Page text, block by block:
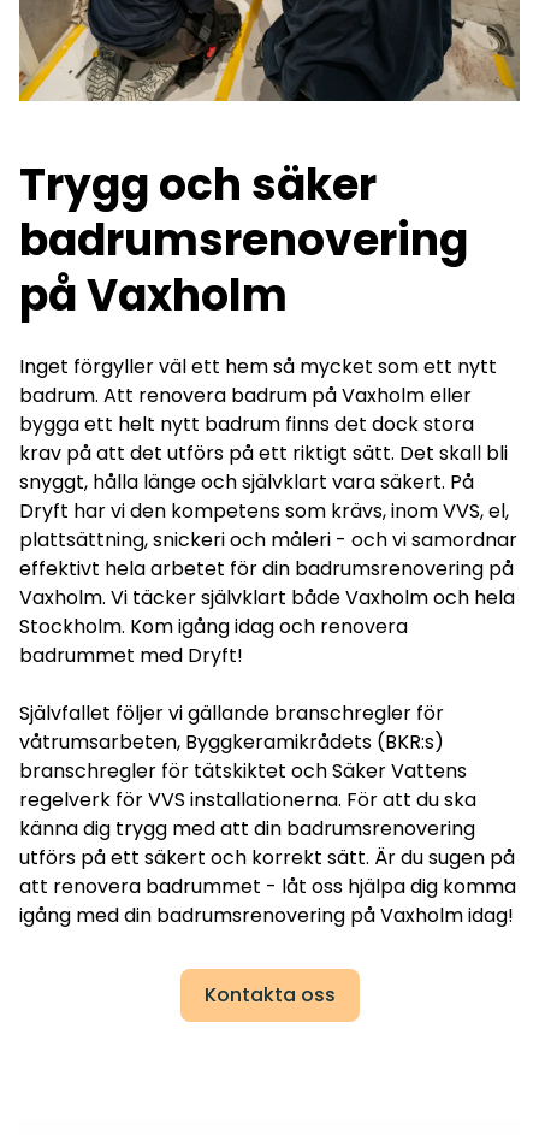
Trygg och säker
badrumsrenovering
på Vaxholm
Inget förgyller väl ett hem så mycket som ett nytt
badrum. Att renovera badrum på Vaxholm eller
bygga ett helt nytt badrum finns det dock stora
krav på att det utförs på ett riktigt sätt. Det skall bli
snyggt, hålla länge och självklart vara säkert. På
Dryft har vi den kompetens som krävs, inom VVS, el,
plattsättning, snickeri och måleri - och vi samordnar
effektivt hela arbetet för din badrumsrenovering på
Vaxholm. Vi täcker självklart både Vaxholm och hela
Stockholm. Kom igång idag och renovera
badrummet med Dryft!
Självfallet följer vi gällande branschregler för
våtrumsarbeten, Byggkeramikrådets (BKR:s)
branschregler för tätskiktet och Säker Vattens
regelverk för VVS installationerna. För att du ska
känna dig trygg med att din badrumsrenovering
utförs på ett säkert och korrekt sätt. Är du sugen på
att renovera badrummet - låt oss hjälpa dig komma
igång med din badrumsrenovering på Vaxholm idag!
Kontakta oss